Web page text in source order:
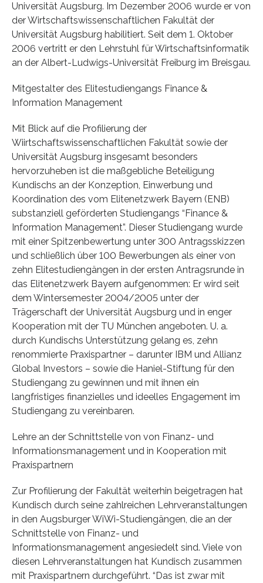
Universität Augsburg. Im Dezember 2006 wurde er von
der Wirtschaftswissenschaftlichen Fakultät der
Universität Augsburg habilitiert. Seit dem 1. Oktober
2006 vertritt er den Lehrstuhl für Wirtschaftsinformatik
an der Albert-Ludwigs-Universität Freiburg im Breisgau.
Mitgestalter des Elitestudiengangs Finance &
Information Management
Mit Blick auf die Profilierung der
Wiirtschaftswissenschaftlichen Fakultät sowie der
Universität Augsburg insgesamt besonders
hervorzuheben ist die maßgebliche Beteiligung
Kundischs an der Konzeption, Einwerbung und
Koordination des vom Elitenetzwerk Bayern (ENB)
substanziell geförderten Studiengangs “Finance &
Information Management”. Dieser Studiengang wurde
mit einer Spitzenbewertung unter 300 Antragsskizzen
und schließlich über 100 Bewerbungen als einer von
zehn Elitestudiengängen in der ersten Antragsrunde in
das Elitenetzwerk Bayern aufgenommen: Er wird seit
dem Wintersemester 2004/2005 unter der
Trägerschaft der Universität Augsburg und in enger
Kooperation mit der TU München angeboten. U. a.
durch Kundischs Unterstützung gelang es, zehn
renommierte Praxispartner – darunter IBM und Allianz
Global Investors – sowie die Haniel-Stiftung für den
Studiengang zu gewinnen und mit ihnen ein
langfristiges finanzielles und ideelles Engagement im
Studiengang zu vereinbaren.
Lehre an der Schnittstelle von von Finanz- und
Informationsmanagement und in Kooperation mit
Praxispartnern
Zur Profilierung der Fakultät weiterhin beigetragen hat
Kundisch durch seine zahlreichen Lehrveranstaltungen
in den Augsburger WiWi-Studiengängen, die an der
Schnittstelle von Finanz- und
Informationsmanagement angesiedelt sind. Viele von
diesen Lehrveranstaltungen hat Kundisch zusammen
mit Praxispartnern durchgeführt. “Das ist zwar mit